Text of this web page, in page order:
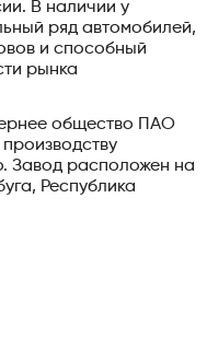
В наличии у
ряд автомобилей,
и способный
рынка
общество ПАО
Завод расположен на
Республика